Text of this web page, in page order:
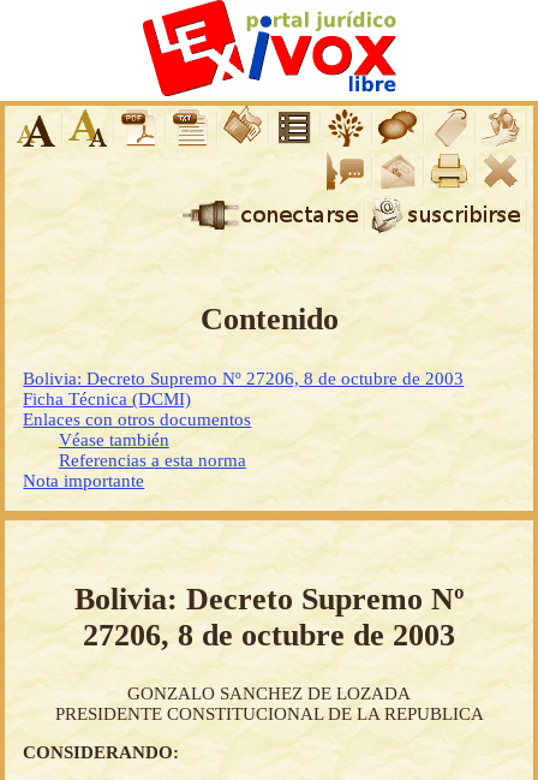
Contenido
Bolivia: Decreto Supremo Nº 27206, 8 de octubre de 2003
Ficha Técnica (DCMI)
Enlaces con otros documentos
Véase también
Referencias a esta norma
Nota importante
Bolivia: Decreto Supremo Nº
27206, 8 de octubre de 2003
GONZALO SANCHEZ DE LOZADA
PRESIDENTE CONSTITUCIONAL DE LA REPUBLICA
CONSIDERANDO: